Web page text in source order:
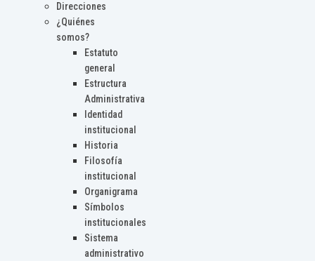
Direcciones
¿Quiénes
somos?
Estatuto
general
Estructura
Administrativa
Identidad
institucional
Historia
Filosofía
institucional
Organigrama
Símbolos
institucionales
Sistema
administrativo